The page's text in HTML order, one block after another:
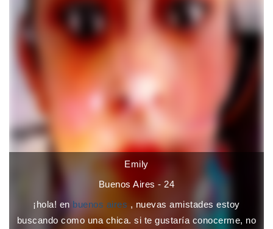
Emily
Buenos Aires - 24
¡hola! en buenos aires , nuevas amistades estoy
buscando como una chica. si te gustaría conocerme, no